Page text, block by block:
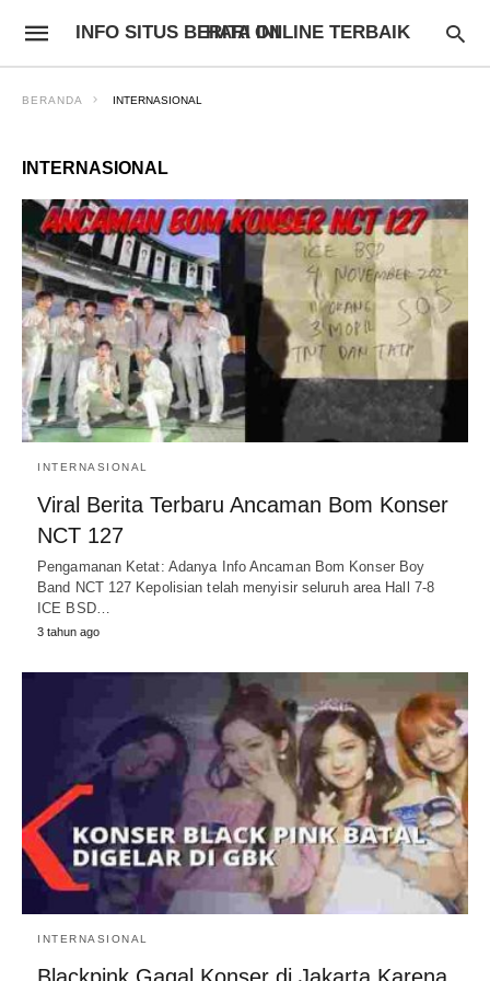
INFO SITUS BERITA ONLINE TERBAIK HARI INI
BERANDA INTERNASIONAL
INTERNASIONAL
INTERNASIONAL
Viral Berita Terbaru Ancaman Bom Konser
NCT 127
Pengamanan Ketat: Adanya Info Ancaman Bom Konser Boy
Band NCT 127 Kepolisian telah menyisir seluruh area Hall 7-8
ICE BSD…
3 tahun ago
INTERNASIONAL